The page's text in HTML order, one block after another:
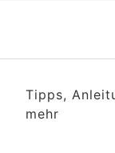
Tipps,
mehr